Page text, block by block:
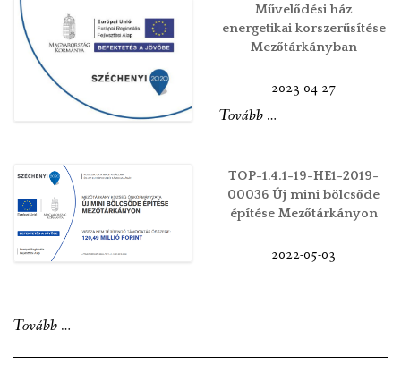
00012”
Művelődési ház
energetikai korszerűsítése
Mezőtárkányban
2023-04-27
Tovább „Művelődési
energetikai
korszerűsítése
Mezőtárkányban”
…
TOP-1.4.1-19-HE1-2019-
00036 Új mini bölcsőde
építése Mezőtárkányon
2022-05-03
Tovább „TOP-
…